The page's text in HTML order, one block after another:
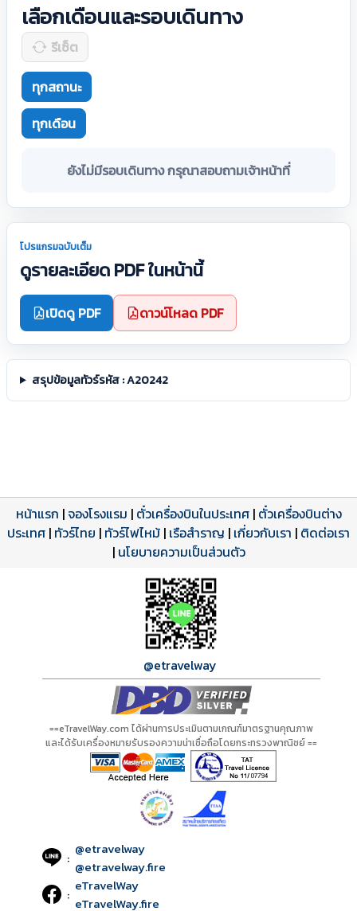
เลือกเดือนและรอบเดินทาง
รีเซ็ต
ทุกสถานะ
ทุกเดือน
ยังไม่มีรอบเดินทาง กรุณาสอบถามเจ้าหน้าที่
โปรแกรมฉบับเต็ม
ดูรายละเอียด PDF ในหน้านี้
เปิดดู PDF ดาวน์โหลด PDF
สรุปข้อมูลทัวร์รหัส : A20242
โปรแกรมทัวร์
ดาวน์โหลด PDF
รีวิวลูกค้าจริง
รีวิวจาก eTravelWay
เปิดหน้าเต็ม
ใบอนุญาตนำเที่ยว
เลขที่ 11/11450
เปิดหน้าเต็ม
หน้าแรก |จองโรงแรม | ตั๋วเครื่องบินในประเทศ| ตั๋วเครื่องบินต่าง
ประเทศ | ทัวร์ไทย | ทัวร์ไฟไหม้ | เรือสำราญ | เกี่ยวกับเรา | ติดต่อเรา
| นโยบายความเป็นส่วนตัว
@etravelway
==eTravelWay.com ได้ผ่านการประเมินตามเกณฑ์มาตรฐานคุณภาพ
และได้รับเครื่องหมายรับรองความน่าเชื่อถือโดยกระทรวงพาณิชย์ ==
: @etravelway
@etravelway.fire
: eTravelWay
eTravelWay.fire